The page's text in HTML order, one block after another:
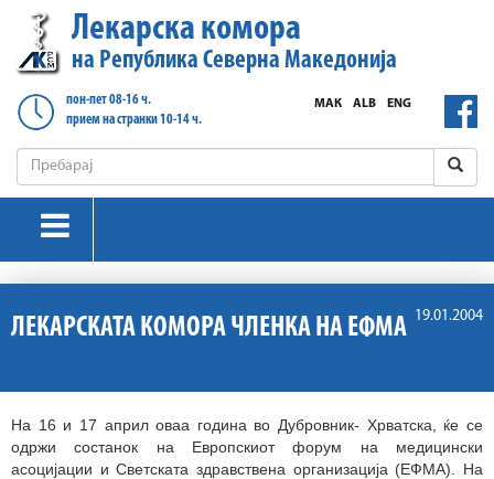
Лекарска комора
на Република Северна Македонија
пон-пет 08-16 ч.
прием на странки 10-14 ч.
ENG
ALB
МАК
19.01.2004
ЛЕКАРСКАТА КОМОРА ЧЛЕНКА НА ЕФМА
На 16 и 17 април оваа година во Дубровник- Хрватска, ќе се
одржи состанок на Европскиот форум на медицински
асоцијации и Светската здравствена организација (ЕФМА). На